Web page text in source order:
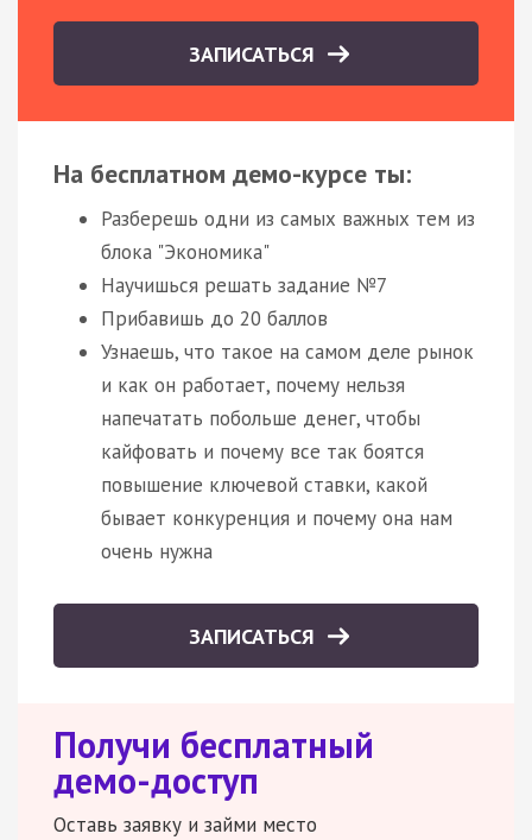
ЗАПИСАТЬСЯ
На бесплатном демо-курсе ты:
Разберешь одни из самых важных тем из
блока "Экономика"
Научишься решать задание №7
Прибавишь до 20 баллов
Узнаешь, что такое на самом деле рынок
и как он работает, почему нельзя
напечатать побольше денег, чтобы
кайфовать и почему все так боятся
повышение ключевой ставки, какой
бывает конкуренция и почему она нам
очень нужна
ЗАПИСАТЬСЯ
Получи бесплатный
демо-доступ
Оставь заявку и займи место